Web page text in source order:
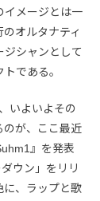
イメージとは一
オルタナティ
ジシャンとして
である。
いよいよその
のが、ここ最近
』を発表
ウン」をリリ
に、ラップと歌